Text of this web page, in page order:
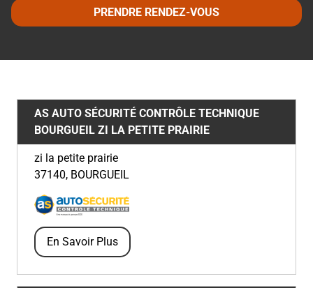
PRENDRE RENDEZ-VOUS
AS AUTO SÉCURITÉ CONTRÔLE TECHNIQUE
BOURGUEIL ZI LA PETITE PRAIRIE
zi la petite prairie
37140, BOURGUEIL
En Savoir Plus